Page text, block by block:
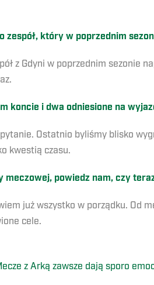
zespół, który w poprzednim
z Gdyni w poprzednim sezonie
koncie i dwa odniesione na
Ostatnio byliśmy blisko
kwestią czasu.
meczowej, powiedz nam, czy
już wszystko w porządku. Od
cele.
z Arką zawsze dają sporo